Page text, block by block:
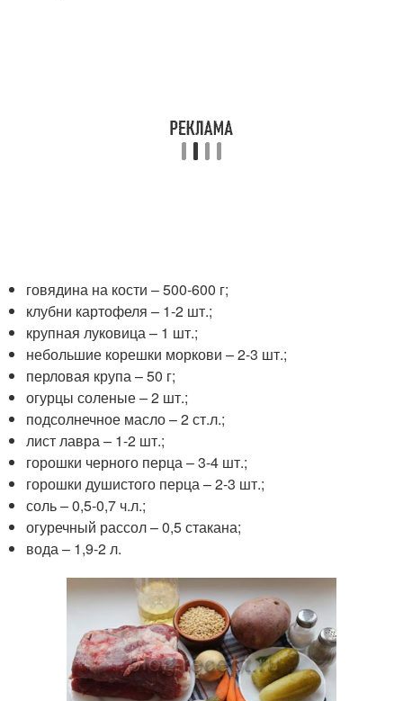
говядина на кости – 500-600 г;
клубни картофеля – 1-2 шт.;
крупная луковица – 1 шт.;
небольшие корешки моркови – 2-3 шт.;
перловая крупа – 50 г;
огурцы соленые – 2 шт.;
подсолнечное масло – 2 ст.л.;
лист лавра – 1-2 шт.;
горошки черного перца – 3-4 шт.;
горошки душистого перца – 2-3 шт.;
соль – 0,5-0,7 ч.л.;
огуречный рассол – 0,5 стакана;
вода – 1,9-2 л.